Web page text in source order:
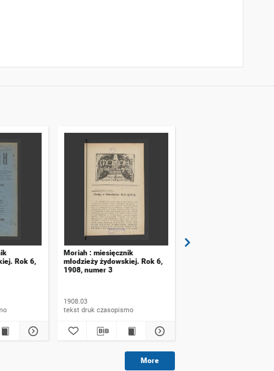
Rok 6,
Moriah : miesięcznik
młodzieży żydowskiej. Rok 6,
1908, numer 3
1908.03
tekst druk czasopismo
More